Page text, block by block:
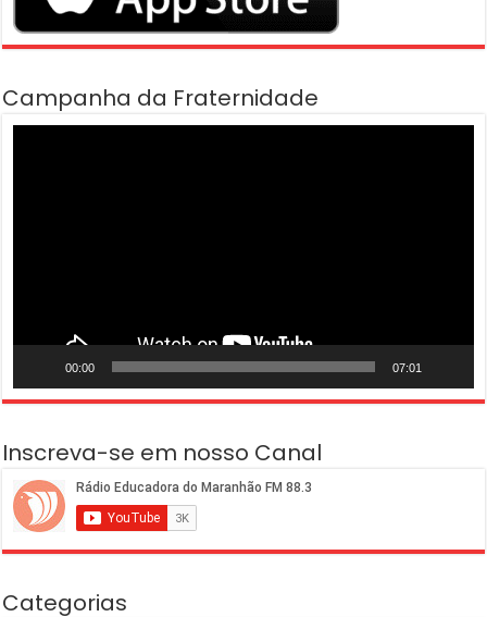
Campanha da Fraternidade
00:00 07:01
Inscreva-se em nosso Canal
Categorias